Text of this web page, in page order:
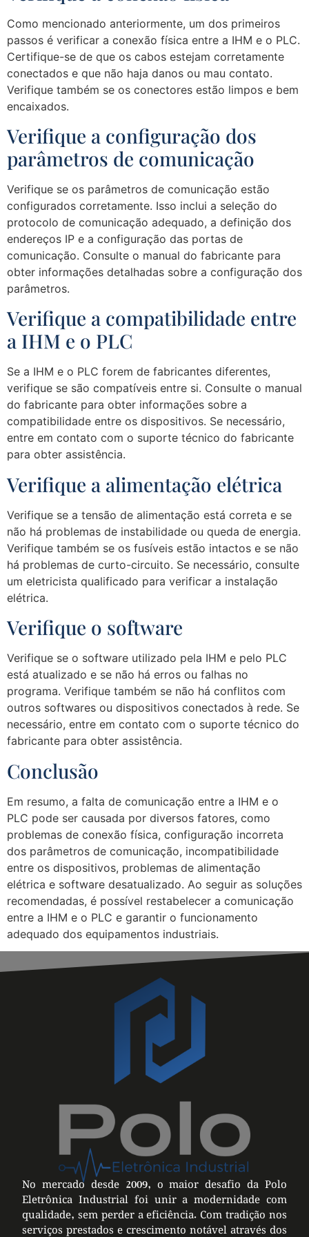
Como mencionado anteriormente, um dos primeiros
passos é verificar a conexão física entre a IHM e o PLC.
Certifique-se de que os cabos estejam corretamente
conectados e que não haja danos ou mau contato.
Verifique também se os conectores estão limpos e bem
encaixados.
Verifique a configuração dos
parâmetros de comunicação
Verifique se os parâmetros de comunicação estão
configurados corretamente. Isso inclui a seleção do
protocolo de comunicação adequado, a definição dos
endereços IP e a configuração das portas de
comunicação. Consulte o manual do fabricante para
obter informações detalhadas sobre a configuração dos
parâmetros.
Verifique a compatibilidade entre
a IHM e o PLC
Se a IHM e o PLC forem de fabricantes diferentes,
verifique se são compatíveis entre si. Consulte o manual
do fabricante para obter informações sobre a
compatibilidade entre os dispositivos. Se necessário,
entre em contato com o suporte técnico do fabricante
para obter assistência.
Verifique a alimentação elétrica
Verifique se a tensão de alimentação está correta e se
não há problemas de instabilidade ou queda de energia.
Verifique também se os fusíveis estão intactos e se não
há problemas de curto-circuito. Se necessário, consulte
um eletricista qualificado para verificar a instalação
elétrica.
Verifique o software
Verifique se o software utilizado pela IHM e pelo PLC
está atualizado e se não há erros ou falhas no
programa. Verifique também se não há conflitos com
outros softwares ou dispositivos conectados à rede. Se
necessário, entre em contato com o suporte técnico do
fabricante para obter assistência.
Conclusão
Em resumo, a falta de comunicação entre a IHM e o
PLC pode ser causada por diversos fatores, como
problemas de conexão física, configuração incorreta
dos parâmetros de comunicação, incompatibilidade
entre os dispositivos, problemas de alimentação
elétrica e software desatualizado. Ao seguir as soluções
recomendadas, é possível restabelecer a comunicação
entre a IHM e o PLC e garantir o funcionamento
adequado dos equipamentos industriais.
No mercado desde 2009, o maior desafio da Polo
Eletrônica Industrial foi unir a modernidade com
qualidade, sem perder a eficiência. Com tradição nos
serviços prestados e crescimento notável através dos